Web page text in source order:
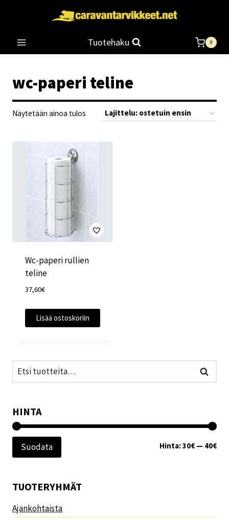
Tuotehaku 0
wc-paperi teline
Näytetään ainoa tulos
Wc-paperi rullien
teline
37,60€
Lisää ostoskoriin
Etsi: Haku
HINTA
Suodata Hinta:30€ — 40€
TUOTERYHMÄT
Ajankohtaista